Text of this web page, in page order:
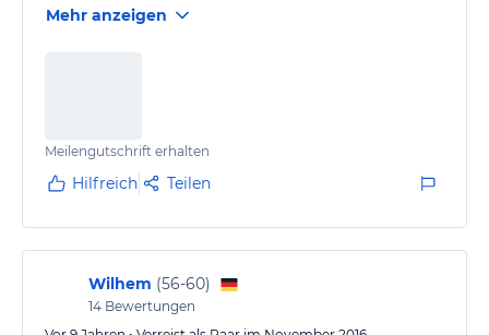
das Restaurant wirken noch etwas unfertig, die
Megoebaskloof/Tzaneen bisher hatten.
Mehr anzeigen
Meilengutschrift erhalten
Hilfreich Teilen
Wilhem (56-60)
14 Bewertungen